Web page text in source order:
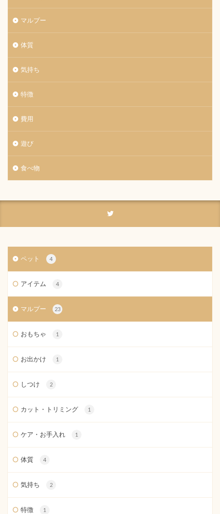
マルプー
体質
気持ち
特徴
費用
遊び
食べ物
ペット 4
アイテム 4
マルプー 23
おもちゃ 1
お出かけ 1
しつけ 2
カット・トリミング 1
ケア・お手入れ 1
体質 4
気持ち 2
特徴 1